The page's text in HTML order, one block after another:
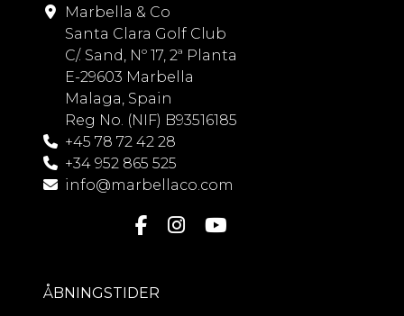
Marbella & Co
Santa Clara Golf Club
C/. Sand, Nº 17, 2ª Planta
E-29603 Marbella
Malaga, Spain
Reg No. (NIF) B93516185
+45 78 72 42 28
+34 952 865 525
info@marbellaco.com
ÅBNINGSTIDER